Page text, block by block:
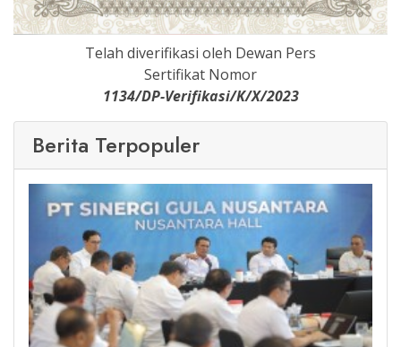
Telah diverifikasi oleh Dewan Pers
Sertifikat Nomor
1134/DP-Verifikasi/K/X/2023
Berita Terpopuler